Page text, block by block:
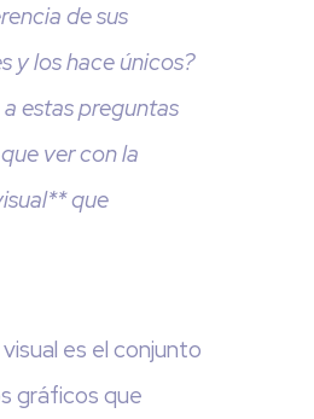
de sus
y los hace únicos?
estas preguntas
ver con la
que
es el conjunto
gráficos que